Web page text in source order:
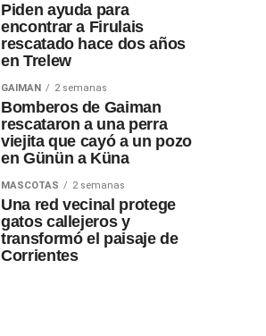
Piden ayuda para
encontrar a Firulais
rescatado hace dos años
en Trelew
GAIMAN 2 semanas
Bomberos de Gaiman
rescataron a una perra
viejita que cayó a un pozo
en Günün a Küna
MASCOTAS 2 semanas
Una red vecinal protege
gatos callejeros y
transformó el paisaje de
Corrientes